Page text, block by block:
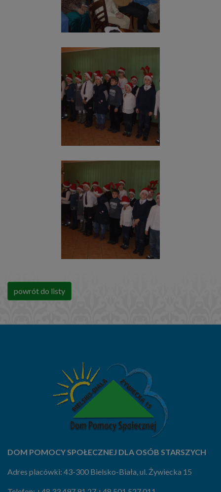
powrót do listy
DOM POMOCY SPOŁECZNEJ DLA OSÓB STARSZYCH
Adres placówki: 43-300 Bielsko-Biała, ul. Żywiecka 15